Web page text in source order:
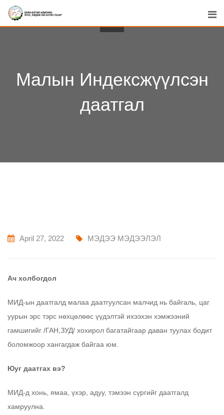
Skip
Малын Индексжүүлсэн
даатгал
April 27, 2022 МЭДЭЭ МЭДЭЭЛЭЛ
Ач холбогдол
МИД-ын даатгалд малаа даатгуулсан малчид нь байгаль, цаг
уурын эрс тэрс нөхцөлөөс үүдэлтэй ихээхэн хэмжээний
гамшигийг /ГАН,ЗУД/ хохирол багатайгаар даван туулах бодит
боломжоор хангагдаж байгаа юм.
Юуг даатгах вэ?
МИД-д хонь, ямаа, үхэр, адуу, тэмээн сүргийг даатгалд
хамруулна.